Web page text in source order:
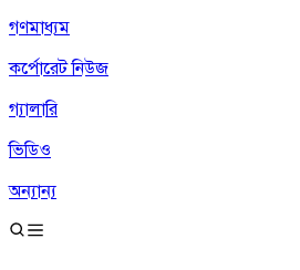
গণমাধ্যম
কর্পোরেট নিউজ
গ্যালারি
ভিডিও
অন্যান্য